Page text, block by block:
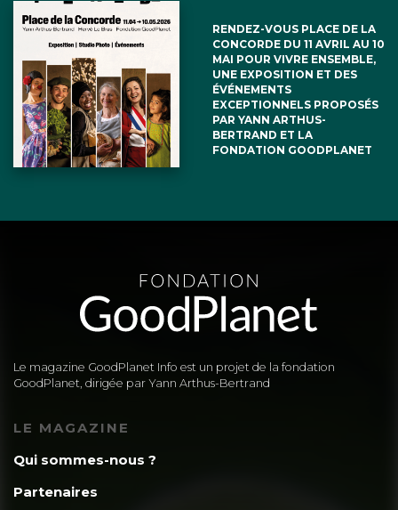
RENDEZ-VOUS PLACE DE LA
CONCORDE DU 11 AVRIL AU 10
MAI POUR VIVRE ENSEMBLE,
UNE EXPOSITION ET DES
ÉVÉNEMENTS
EXCEPTIONNELS PROPOSÉS
PAR YANN ARTHUS-
BERTRAND ET LA
FONDATION GOODPLANET
Le magazine GoodPlanet Info est un projet de la fondation
GoodPlanet, dirigée par Yann Arthus-Bertrand
LE MAGAZINE
Qui sommes-nous ?
Partenaires